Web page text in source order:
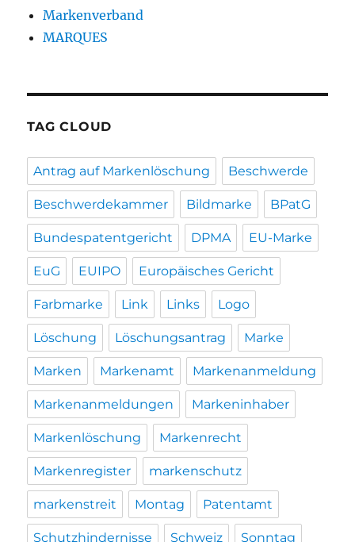
Markenverband
MARQUES
TAG CLOUD
Antrag auf Markenlöschung Beschwerde
Beschwerdekammer Bildmarke BPatG
Bundespatentgericht DPMA EU-Marke
EuG EUIPO Europäisches Gericht
Farbmarke Link Links Logo
Löschung Löschungsantrag Marke
Marken Markenamt Markenanmeldung
Markenanmeldungen Markeninhaber
Markenlöschung Markenrecht
Markenregister markenschutz
markenstreit Montag Patentamt
Schutzhindernisse Schweiz Sonntag